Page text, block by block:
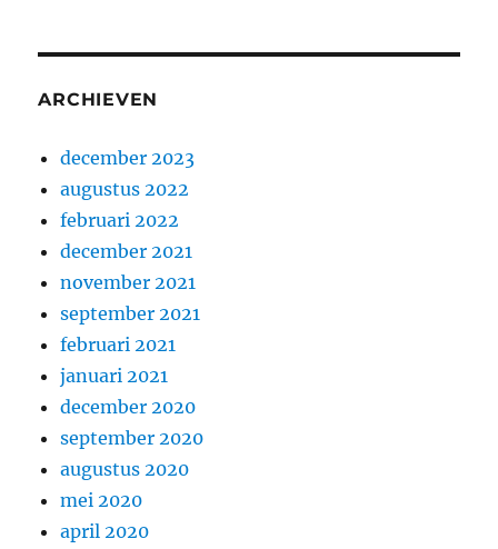
ARCHIEVEN
december 2023
augustus 2022
februari 2022
december 2021
november 2021
september 2021
februari 2021
januari 2021
december 2020
september 2020
augustus 2020
mei 2020
april 2020